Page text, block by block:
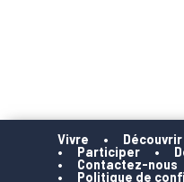
Vivre Découvrir
Participer
Contactez-nous
Politique de